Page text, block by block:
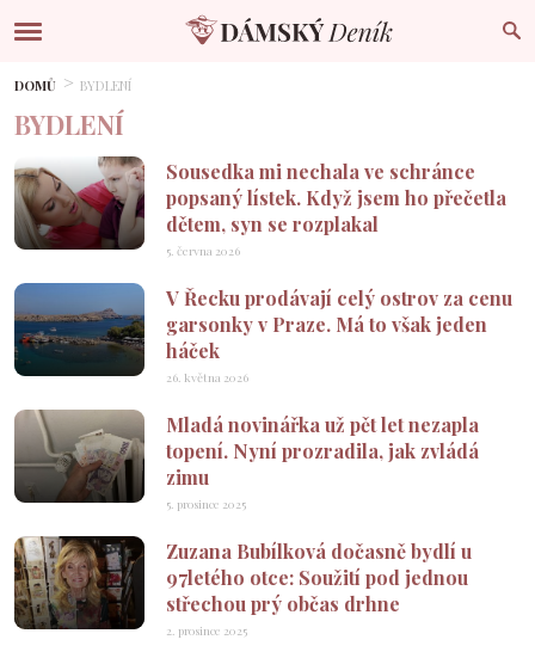
DOMŮ BYDLENÍ
BYDLENÍ
Sousedka mi nechala ve schránce
popsaný lístek. Když jsem ho přečetla
dětem, syn se rozplakal
5. června 2026
V Řecku prodávají celý ostrov za cenu
garsonky v Praze. Má to však jeden
háček
26. května 2026
Mladá novinářka už pět let nezapla
topení. Nyní prozradila, jak zvládá
zimu
5. prosince 2025
Zuzana Bubílková dočasně bydlí u
97letého otce: Soužití pod jednou
střechou prý občas drhne
2. prosince 2025